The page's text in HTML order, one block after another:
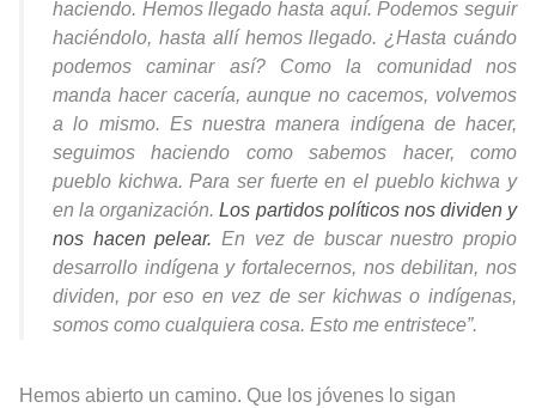
haciendo. Hemos llegado hasta aquí. Podemos seguir
haciéndolo, hasta allí hemos llegado. ¿Hasta cuándo
podemos caminar así? Como la comunidad nos
manda hacer cacería, aunque no cacemos, volvemos
a lo mismo. Es nuestra manera indígena de hacer,
seguimos haciendo como sabemos hacer, como
pueblo kichwa. Para ser fuerte en el pueblo kichwa y
en la organización.Los partidos políticos nos dividen y
nos hacen pelear. En vez de buscar nuestro propio
desarrollo indígena y fortalecernos, nos debilitan, nos
dividen, por eso en vez de ser kichwas o indígenas,
somos como cualquiera cosa. Esto me entristece”.
Hemos abierto un camino. Que los jóvenes lo sigan